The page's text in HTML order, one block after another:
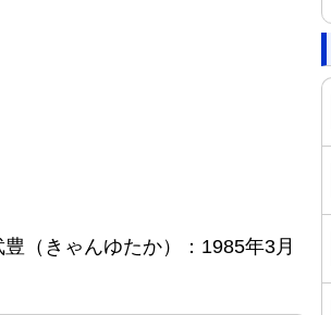
（きゃんゆたか）：1985年3月